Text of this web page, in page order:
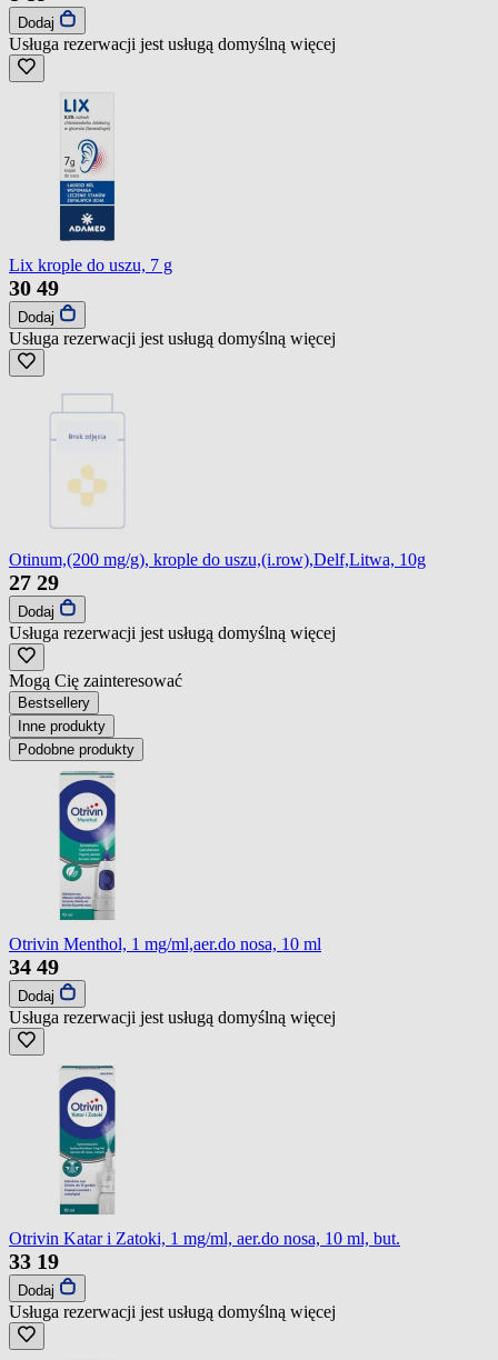
Dodaj
Usługa rezerwacji jest usługą domyślną więcej
Lix krople do uszu, 7 g
30 49
Dodaj
Usługa rezerwacji jest usługą domyślną więcej
Otinum,(200 mg/g), krople do uszu,(i.row),Delf,Litwa, 10g
27 29
Dodaj
Usługa rezerwacji jest usługą domyślną więcej
Mogą Cię zainteresować
Bestsellery
Inne produkty
Podobne produkty
Otrivin Menthol, 1 mg/ml,aer.do nosa, 10 ml
34 49
Dodaj
Usługa rezerwacji jest usługą domyślną więcej
Otrivin Katar i Zatoki, 1 mg/ml, aer.do nosa, 10 ml, but.
33 19
Dodaj
Usługa rezerwacji jest usługą domyślną więcej